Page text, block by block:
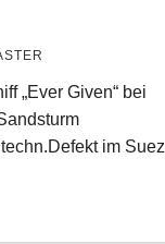
„Ever Given“ bei
im Suez